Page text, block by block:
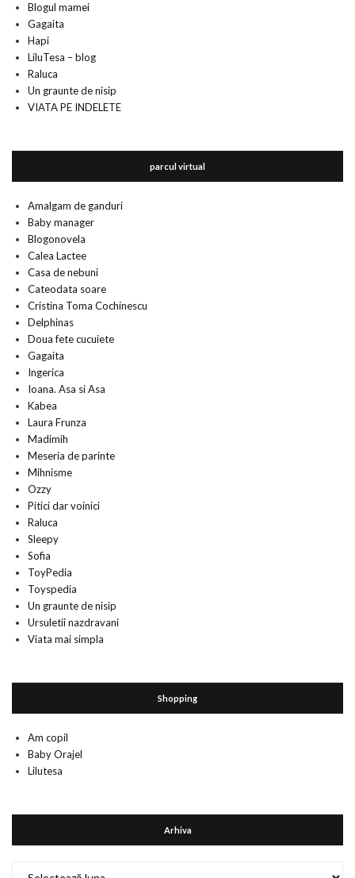
Blogul mamei
Gagaita
Hapi
LiluTesa – blog
Raluca
Un graunte de nisip
VIATA PE INDELETE
parcul virtual
Amalgam de ganduri
Baby manager
Blogonovela
Calea Lactee
Casa de nebuni
Cateodata soare
Cristina Toma Cochinescu
Delphinas
Doua fete cucuiete
Gagaita
Ingerica
Ioana. Asa si Asa
Kabea
Laura Frunza
Madimih
Meseria de parinte
Mihnisme
Ozzy
Pitici dar voinici
Raluca
Sleepy
Sofia
ToyPedia
Toyspedia
Un graunte de nisip
Ursuletii nazdravani
Viata mai simpla
Shopping
Am copil
Baby Orajel
Lilutesa
Arhiva